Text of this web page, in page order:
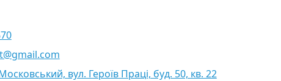
вул. Героїв Праці, буд. 50, кв. 22